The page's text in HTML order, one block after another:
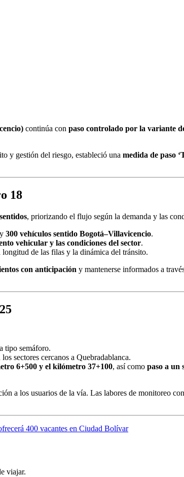
continúa con paso controlado por la variante
y gestión del riesgo, estableció una medida de paso
18
, priorizando el flujo según la demanda y las
y 300 vehículos sentido Bogotá–Villavicencio.
vehicular y las condiciones del sector.
longitud de las filas y la dinámica del tránsito.
con anticipación y mantenerse informados a
tipo semáforo.
sectores cercanos a Quebradablanca.
6+500 y el kilómetro 37+100, así como paso a un
a los usuarios de la vía. Las labores de monitoreo
400 vacantes en Ciudad Bolívar
viajar.